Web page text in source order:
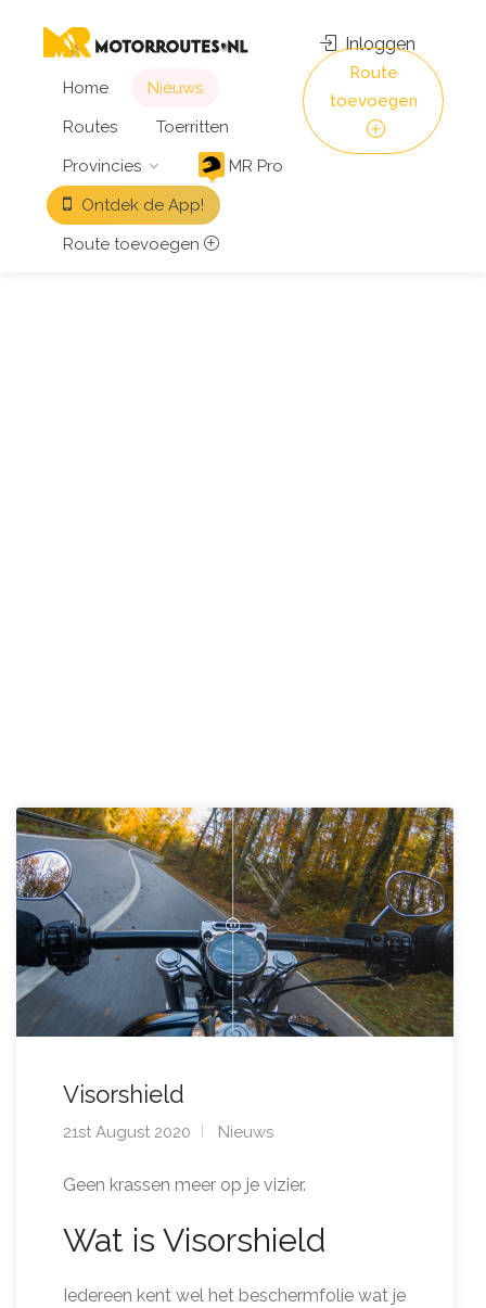
Home
Nieuws
Routes
Toerritten
Provincies
MR Pro
Ontdek de App!
Route toevoegen
Inloggen
Route
toevoegen
Visorshield
21st August 2020 Nieuws
Geen krassen meer op je vizier.
Wat is Visorshield
Iedereen kent wel het beschermfolie wat je